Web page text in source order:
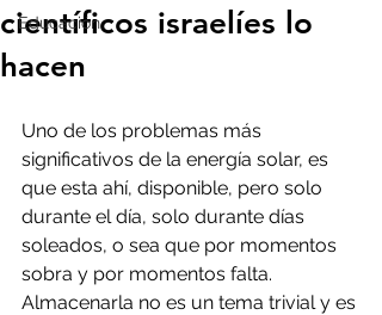
Educación
científicos israelíes lo
hacen
Uno de los problemas más
significativos de la energía solar, es
que esta ahí, disponible, pero solo
durante el día, solo durante días
soleados, o sea que por momentos
sobra y por momentos falta.
Almacenarla no es un tema trivial y es